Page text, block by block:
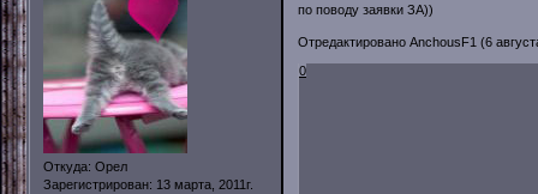
Откуда: Орел
Зарегистрирован: 13 марта, 2011г.
по поводу заявки ЗА))
Отредактировано AnchousF1 (6
0